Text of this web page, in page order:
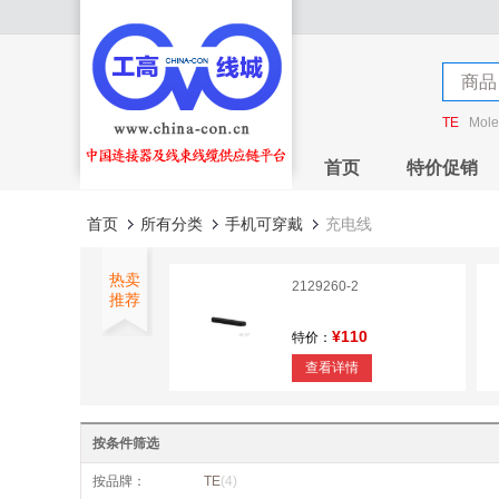
商品
店铺
TE
首页 特价促销
首页 所有分类 手机可穿戴 充电线
热卖
推荐
2129260-2
特价： ¥110
查看详情
特价：¥23
按条件筛选
按品牌： TE(4)